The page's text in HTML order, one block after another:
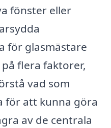
fönster eller
för glasmästare
flera faktorer,
vad som
för att kunna göra
av de centrala